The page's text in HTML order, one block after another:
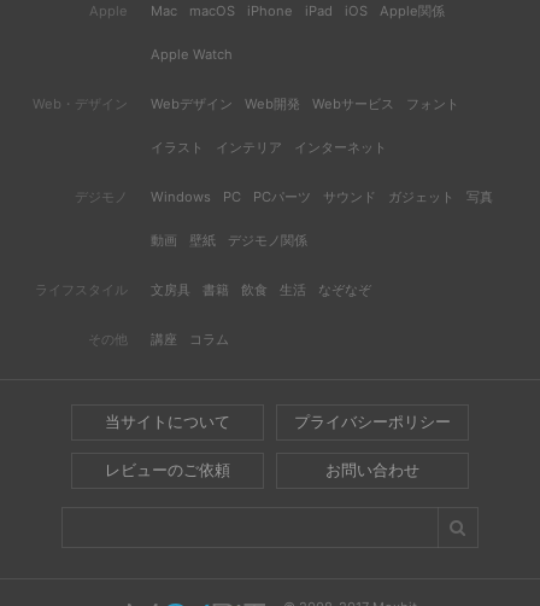
Apple Mac macOS iPhone iPad iOS Apple関係
Apple Watch
Web・デザイン Webデザイン Web開発 Webサービス フォント
イラスト インテリア インターネット
デジモノ Windows PC PCパーツ サウンド ガジェット 写真
動画 壁紙 デジモノ関係
ライフスタイル 文房具 書籍 飲食 生活 なぞなぞ
その他 講座 コラム
当サイトについて プライバシーポリシー
レビューのご依頼 お問い合わせ